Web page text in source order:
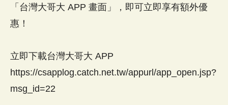
「台灣大哥大 APP 畫面」，即可立即享有額外優
惠！
立即下載台灣大哥大 APP
https://csapplog.catch.net.tw/appurl/app_open.jsp?
msg_id=22